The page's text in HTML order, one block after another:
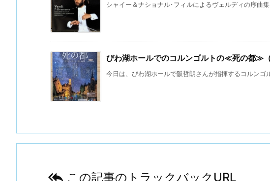
シャイー＆ナショナル･フィルによるヴェルディの序曲
びわ湖ホールでのコルンゴルトの≪死の都≫
今日は、びわ湖ホールで阪哲朗さんが指揮するコルン
 この記事のトラックバックURL